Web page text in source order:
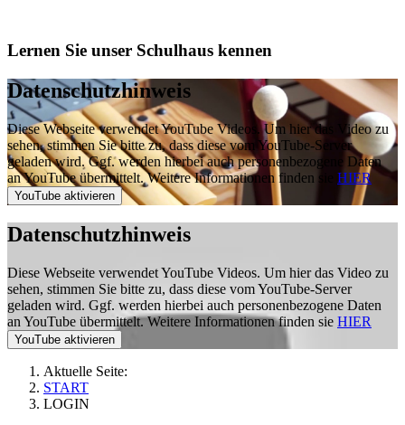
Lernen Sie unser Schulhaus kennen
Datenschutzhinweis
Diese Webseite verwendet YouTube Videos. Um hier das Video zu
sehen, stimmen Sie bitte zu, dass diese vom YouTube-Server
geladen wird. Ggf. werden hierbei auch personenbezogene Daten
an YouTube übermittelt. Weitere Informationen finden sie HIER
Datenschutzhinweis
Diese Webseite verwendet YouTube Videos. Um hier das Video zu
sehen, stimmen Sie bitte zu, dass diese vom YouTube-Server
geladen wird. Ggf. werden hierbei auch personenbezogene Daten
an YouTube übermittelt. Weitere Informationen finden sie HIER
Aktuelle Seite:
START
LOGIN